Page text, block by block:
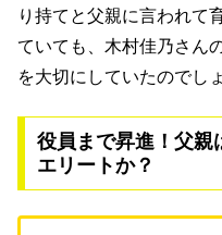
り持てと父親に言われて
ていても、木村佳乃さん
を大切にしていたのでし
役員まで昇進！父親
エリートか？